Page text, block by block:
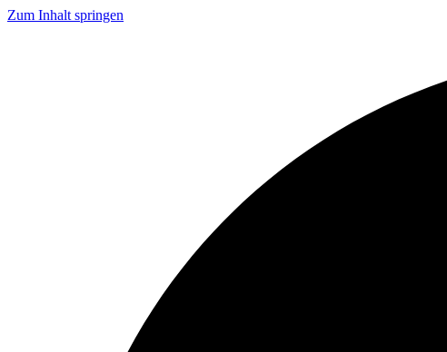
Zum Inhalt springen